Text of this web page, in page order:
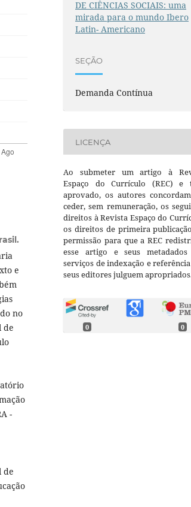
e
no
de
-
de
DE CIÊNCIAS SOCIAIS: uma
mirada para o mundo Ibero
Latin- Americano
SEÇÃO
Demanda Contínua
LICENÇA
Ao submeter um artigo à
Espaço do Currículo (REC) e
aprovado, os autores
ceder, sem remuneração, os
direitos à Revista Espaço do
os direitos de primeira
permissão para que a REC
esse artigo e seus metadados
serviços de indexação e
seus editores julguem
0 0